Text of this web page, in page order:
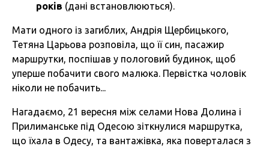
років (дані встановлюються).
Мати одного із загиблих, Андрія Щербицького,
Тетяна Царьова розповіла, що її син, пасажир
маршрутки, поспішав у пологовий будинок, щоб
уперше побачити свого малюка. Первістка чоловік
ніколи не побачить...
Нагадаємо, 21 вересня між селами Нова Долина і
Прилиманське під Одесою зіткнулися маршрутка,
що їхала в Одесу, та вантажівка, яка поверталася з